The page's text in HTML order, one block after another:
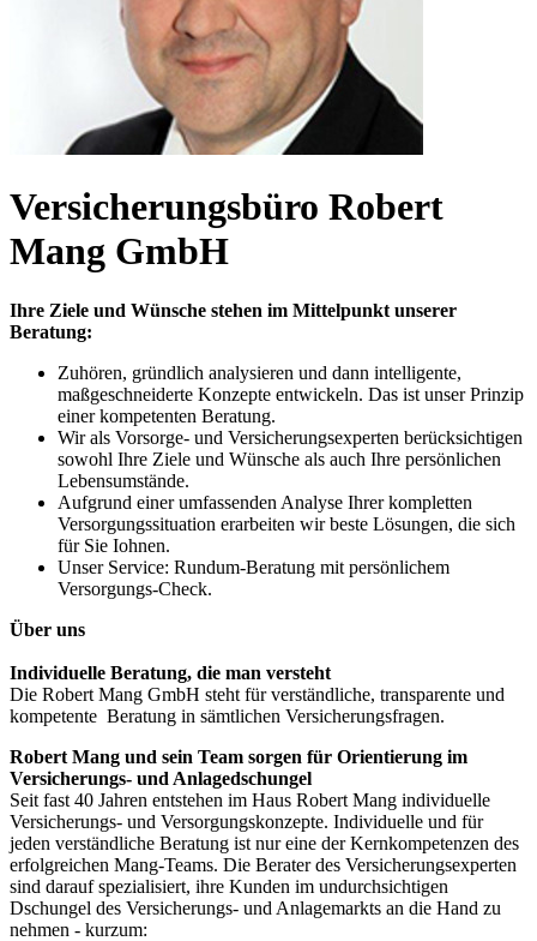
Versicherungsbüro Robert
Mang GmbH
Ihre Ziele und Wünsche stehen im Mittelpunkt unserer
Beratung:
Zuhören, gründlich analysieren und dann intelligente,
maßgeschneiderte Konzepte entwickeln. Das ist unser Prinzip
einer kompetenten Beratung.
Wir als Vorsorge- und Versicherungsexperten berücksichtigen
sowohl Ihre Ziele und Wünsche als auch Ihre persönlichen
Lebensumstände.
Aufgrund einer umfassenden Analyse Ihrer kompletten
Versorgungssituation erarbeiten wir beste Lösungen, die sich
für Sie Iohnen.
Unser Service: Rundum-Beratung mit persönlichem
Versorgungs-Check.
Über uns
Individuelle Beratung, die man versteht
Die Robert Mang GmbH steht für verständliche, transparente und
kompetente Beratung in sämtlichen Versicherungsfragen.
Robert Mang und sein Team sorgen für Orientierung im
Versicherungs- und Anlagedschungel
Seit fast 40 Jahren entstehen im Haus Robert Mang individuelle
Versicherungs- und Versorgungskonzepte. Individuelle und für
jeden verständliche Beratung ist nur eine der Kernkompetenzen des
erfolgreichen Mang-Teams. Die Berater des Versicherungsexperten
sind darauf spezialisiert, ihre Kunden im undurchsichtigen
Dschungel des Versicherungs- und Anlagemarkts an die Hand zu
nehmen - kurzum: